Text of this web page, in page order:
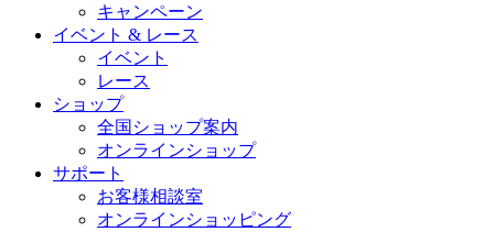
キャンペーン
イベント & レース
イベント
レース
ショップ
全国ショップ案内
オンラインショップ
サポート
お客様相談室
オンラインショッピング